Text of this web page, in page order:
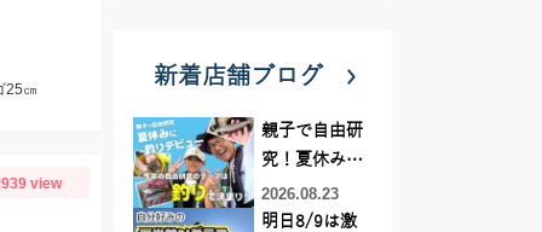
25㎝
view
新着店舗ブログ
親子で自由研
究！夏休みに
釣りデビュー
2026.08.23
明日8/9は激